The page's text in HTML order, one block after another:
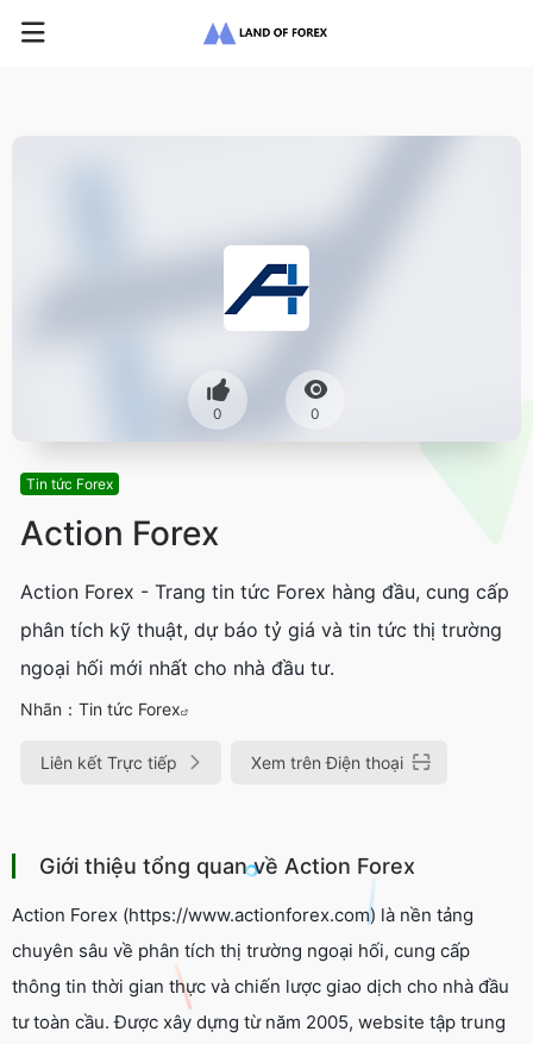
0 0
Tin tức Forex
Action Forex
Action Forex - Trang tin tức Forex hàng đầu, cung cấp
phân tích kỹ thuật, dự báo tỷ giá và tin tức thị trường
ngoại hối mới nhất cho nhà đầu tư.
Nhãn： Tin tức Forex
Liên kết Trực tiếp Xem trên Điện thoại
Giới thiệu tổng quan về Action Forex
Action Forex (https://www.actionforex.com) là nền tảng
chuyên sâu về phân tích thị trường ngoại hối, cung cấp
thông tin thời gian thực và chiến lược giao dịch cho nhà đầu
tư toàn cầu. Được xây dựng từ năm 2005, website tập trung